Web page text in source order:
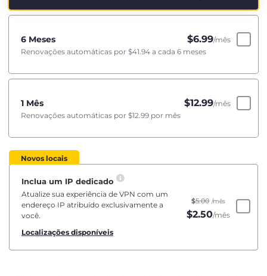
6 Meses $6.99/mês
Renovações automáticas por $41.94 a cada 6 meses
1 Mês $12.99/mês
Renovações automáticas por $12.99 por mês
Novos locais
Inclua um IP dedicado
Atualize sua experiência de VPN com um
endereço IP atribuído exclusivamente a
você.
Localizações disponíveis
$5.00 /mês
$2.50/mês